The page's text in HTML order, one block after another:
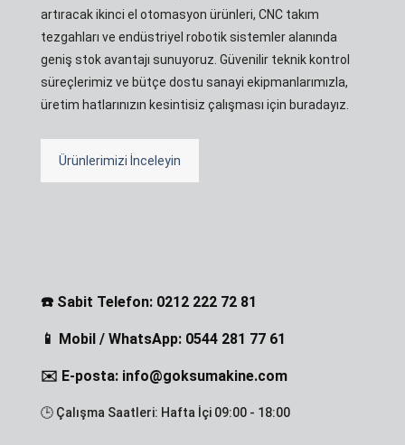
artıracak ikinci el otomasyon ürünleri, CNC takım
tezgahları ve endüstriyel robotik sistemler alanında
geniş stok avantajı sunuyoruz. Güvenilir teknik kontrol
süreçlerimiz ve bütçe dostu sanayi ekipmanlarımızla,
üretim hatlarınızın kesintisiz çalışması için buradayız.
Ürünlerimizi İnceleyin
☎️ Sabit Telefon: 0212 222 72 81
📱 Mobil / WhatsApp: 0544 281 77 61
✉️ E-posta: info@goksumakine.com
🕒 Çalışma Saatleri: Hafta İçi 09:00 - 18:00